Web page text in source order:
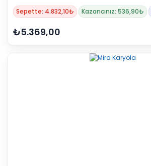
Sepette: 4.832,10₺ Kazancınız: 536,90₺
₺5.369,00